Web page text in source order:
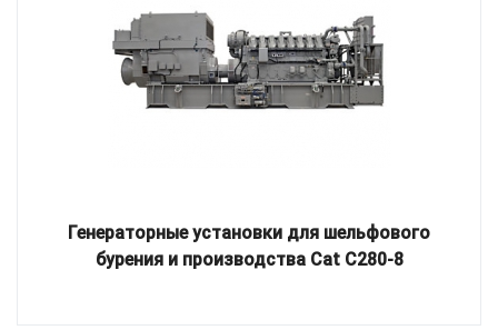
Генераторные установки для шельфового
бурения и производства Cat C280-8